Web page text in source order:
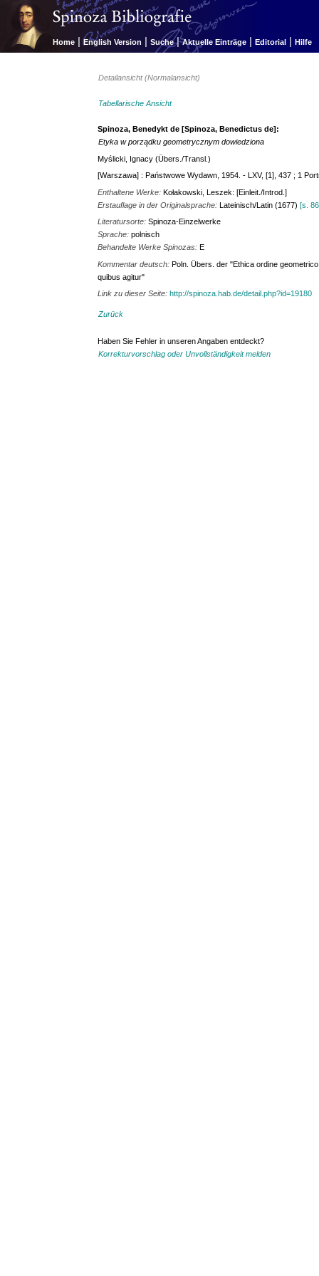
Home | English Version | Suche | Aktuelle Einträge | Editorial | Hilfe
Detailansicht (Normalansicht)
Tabellarische Ansicht
Spinoza, Benedykt de [Spinoza, Benedictus de]:
Etyka w porządku geometrycznym dowiedziona
Myślicki, Ignacy (Übers./Transl.)
[Warszawa] : Państwowe Wydawn, 1954. - LXV, [1], 437 ; 1
Enthaltene Werke:Kołakowski, Leszek: [Einleit./Introd.]
Erstauflage in der Originalsprache:Lateinisch/Latin (1677)[s.
Literatursorte:Spinoza-Einzelwerke
Sprache:polnisch
Behandelte Werke Spinozas:E
Kommentar deutsch:Poln. Übers. der "Ethica ordine
quibus agitur"
Link zu dieser Seite:http://spinoza.hab.de/detail.php?id=19180
Zurück
Haben Sie Fehler in unseren Angaben entdeckt?
Korrekturvorschlag oder Unvollständigkeit melden